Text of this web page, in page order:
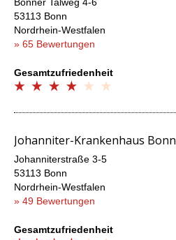
53113 Bonn
Nordrhein-Westfalen
» 65 Bewertungen
Gesamtzufriedenheit
Johanniter-Krankenhaus Bonn
Johanniterstraße 3-5
53113 Bonn
Nordrhein-Westfalen
» 49 Bewertungen
Gesamtzufriedenheit